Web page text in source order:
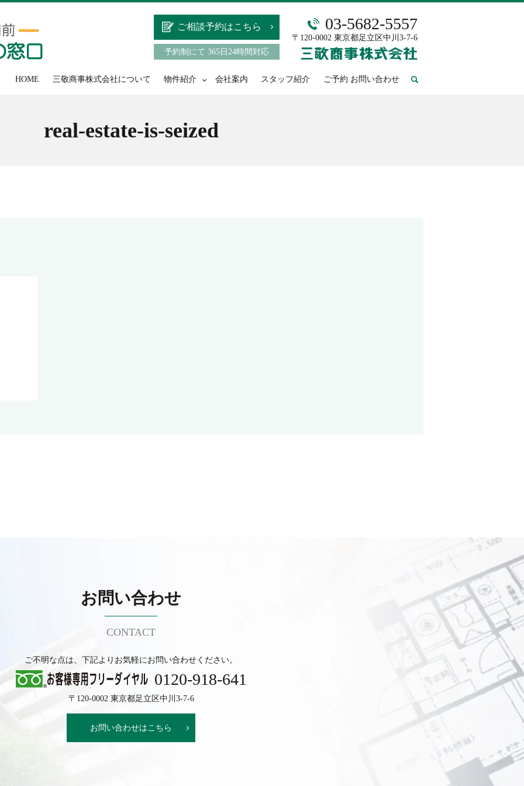
HOME 三敬商事株式会社について 物件紹介 会社案内 スタッフ紹介 ご予約 お問い合わせ search
ご相談予約はこちら
予約制にて 365日24時間対応
03-5682-5557
〒120-0002 東京都足立区中川3-7-6
real-estate-is-seized
お問い合わせ
CONTACT
ご不明な点は、下記よりお気軽にお問い合わせください。
0120-918-641
〒120-0002 東京都足立区中川3-7-6
お問い合わせはこちら